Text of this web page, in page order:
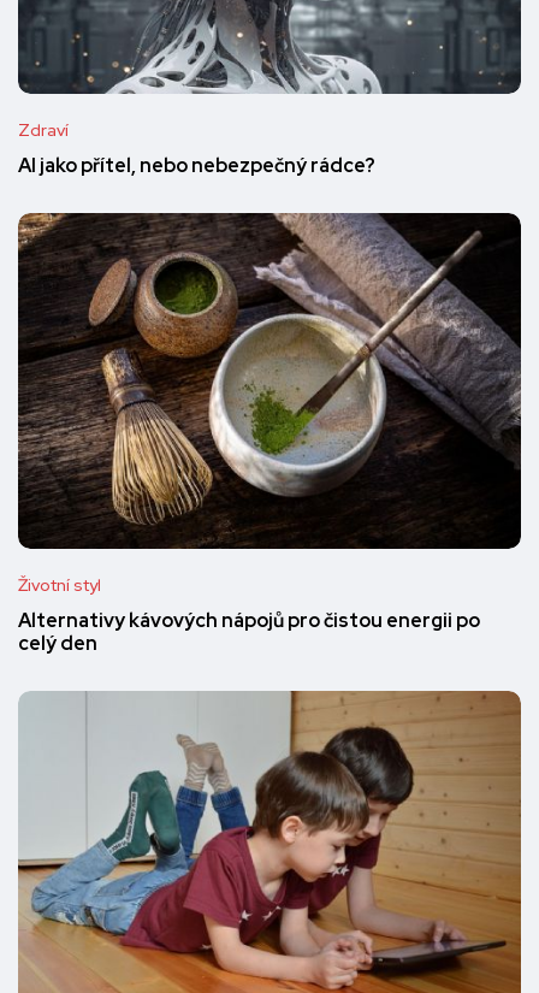
Zdraví
AI jako přítel, nebo nebezpečný rádce?
Životní styl
Alternativy kávových nápojů pro čistou energii po
celý den